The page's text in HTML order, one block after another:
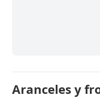
Aranceles y